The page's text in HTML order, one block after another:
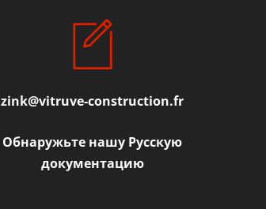
zink@vitruve-construction.fr
Обнаружьте нашу Русскую
документацию